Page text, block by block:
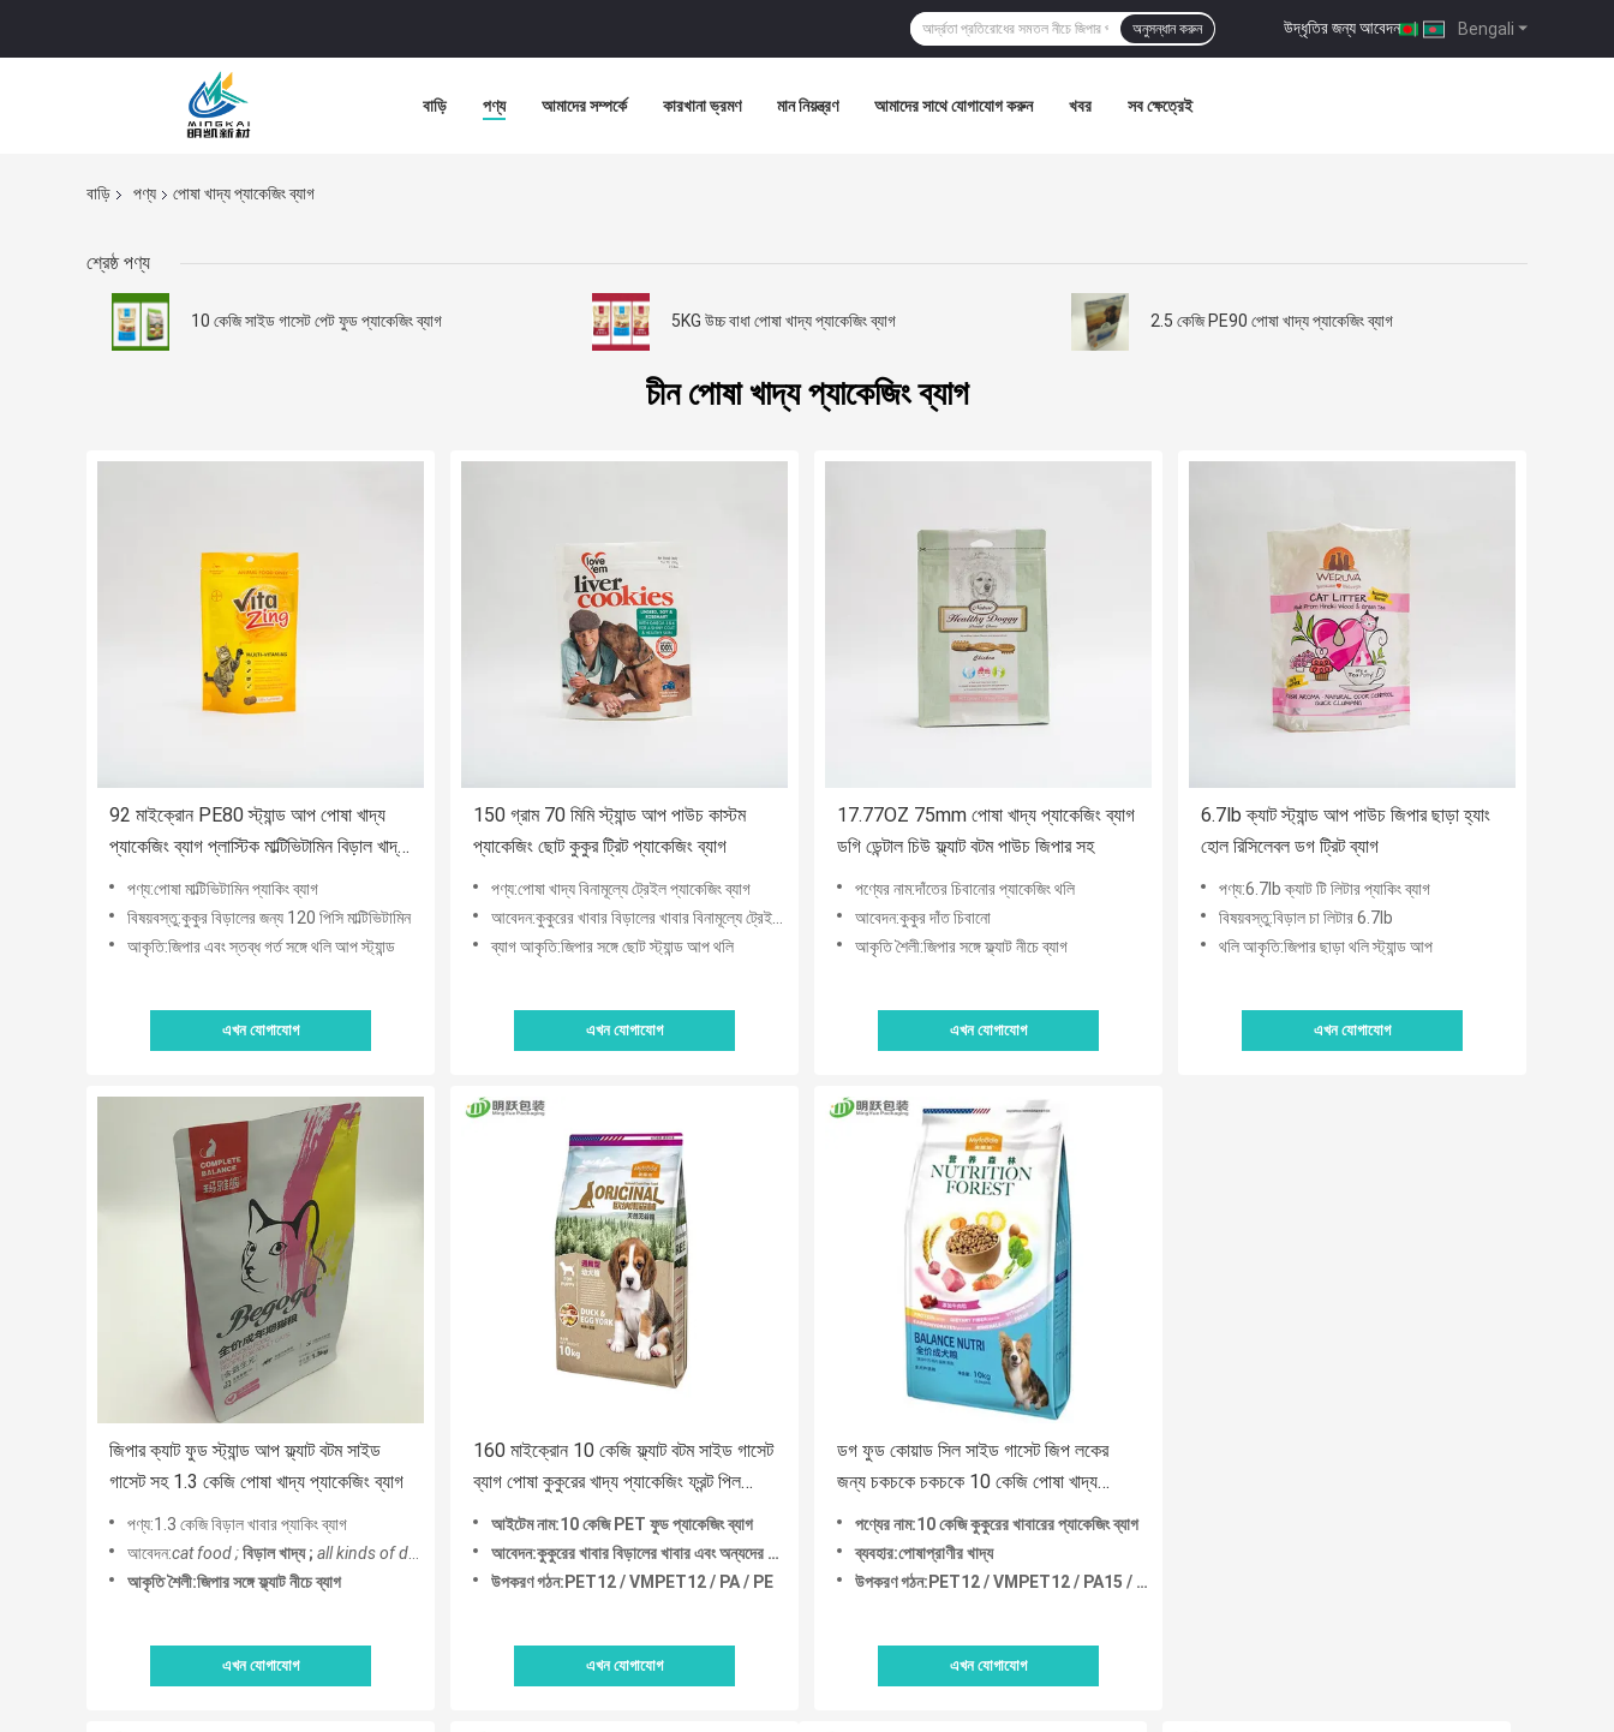
Bengali
উদ্ধৃতির জন্য আবেদন |
অনুসন্ধান করুন
বাড়ি পণ্য আমাদের সম্পর্কে কারখানা ভ্রমণ মান নিয়ন্ত্রণ আমাদের সাথে যোগাযোগ করুন খবর সব ক্ষেত্রেই
বাড়ি পণ্য পোষা খাদ্য প্যাকেজিং ব্যাগ
শ্রেষ্ঠ পণ্য
10 কেজি সাইড গাসেট পেট ফুড প্যাকেজিং ব্যাগ 5KG উচ্চ বাধা পোষা খাদ্য প্যাকেজিং ব্যাগ 2.5 কেজি PE90 পোষা খাদ্য প্যাকেজিং ব্যাগ
চীন পোষা খাদ্য প্যাকেজিং ব্যাগ
92 মাইক্রোন PE80 স্ট্যান্ড আপ পোষা খাদ্য
প্যাকেজিং ব্যাগ প্লাস্টিক মাল্টিভিটামিন বিড়াল খাদ্য
পণ্য:পোষা মাল্টিভিটামিন প্যাকিং ব্যাগ
বিষয়বস্তু:কুকুর বিড়ালের জন্য 120 পিসি মাল্টিভিটামিন
আকৃতি:জিপার এবং স্তব্ধ গর্ত সঙ্গে থলি আপ স্ট্যান্ড
এখন যোগাযোগ
150 গ্রাম 70 মিমি স্ট্যান্ড আপ পাউচ কাস্টম
প্যাকেজিং ছোট কুকুর ট্রিট প্যাকেজিং ব্যাগ
পণ্য:পোষা খাদ্য বিনামূল্যে ট্রেইল প্যাকেজিং ব্যাগ
আবেদন:কুকুরের খাবার বিড়ালের খাবার বিনামূল্যে ট্রেইল প্যাক
ব্যাগ আকৃতি:জিপার সঙ্গে ছোট স্ট্যান্ড আপ থলি
এখন যোগাযোগ
17.77OZ 75mm পোষা খাদ্য প্যাকেজিং ব্যাগ
ডগি ডেন্টাল চিউ ফ্ল্যাট বটম পাউচ জিপার সহ
পণ্যের নাম:দাঁতের চিবানোর প্যাকেজিং থলি
আবেদন:কুকুর দাঁত চিবানো
আকৃতি শৈলী:জিপার সঙ্গে ফ্ল্যাট নীচে ব্যাগ
এখন যোগাযোগ
6.7lb ক্যাট স্ট্যান্ড আপ পাউচ জিপার ছাড়া হ্যাং
হোল রিসিলেবল ডগ ট্রিট ব্যাগ
পণ্য:6.7lb ক্যাট টি লিটার প্যাকিং ব্যাগ
বিষয়বস্তু:বিড়াল চা লিটার 6.7lb
থলি আকৃতি:জিপার ছাড়া থলি স্ট্যান্ড আপ
এখন যোগাযোগ
জিপার ক্যাট ফুড স্ট্যান্ড আপ ফ্ল্যাট বটম সাইড
গাসেট সহ 1.3 কেজি পোষা খাদ্য প্যাকেজিং ব্যাগ
পণ্য:1.3 কেজি বিড়াল খাবার প্যাকিং ব্যাগ
আবেদন:cat food ;বিড়াল খাদ্য ; all kinds of dry pet food
সব ধরনের শুকনো পোষা খাবা
আকৃতি শৈলী:জিপার সঙ্গে ফ্ল্যাট নীচে ব্যাগ
এখন যোগাযোগ
160 মাইক্রোন 10 কেজি ফ্ল্যাট বটম সাইড গাসেট
ব্যাগ পোষা কুকুরের খাদ্য প্যাকেজিং ফ্রন্ট পিল
জিপার
আইটেম নাম:10 কেজি PET ফুড প্যাকেজিং ব্যাগ
আবেদন:কুকুরের খাবার বিড়ালের খাবার এবং অন্যদের জন্য
উপকরণ গঠন:PET12 / VMPET12 / PA / PE
এখন যোগাযোগ
ডগ ফুড কোয়াড সিল সাইড গাসেট জিপ লকের
জন্য চকচকে চকচকে 10 কেজি পোষা খাদ্য
প্যাকেজিং ব্যাগ
পণ্যের নাম:10 কেজি কুকুরের খাবারের প্যাকেজিং ব্যাগ
ব্যবহার:পোষাপ্রাণীর খাদ্য
উপকরণ গঠন:PET12 / VMPET12 / PA15 / PE120
এখন যোগাযোগ